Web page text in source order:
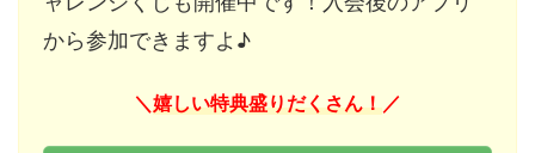
から参加できますよ♪
＼嬉しい特典盛りだくさん！ ／